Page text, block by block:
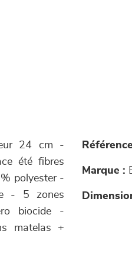
24 cm -
été fibres
polyester -
- 5 zones
biocide -
matelas +
Marque :